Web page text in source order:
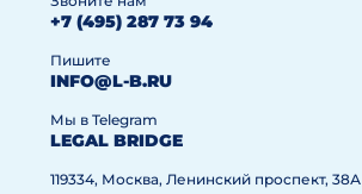
+7 (495) 287 73 94
Пишите
INFO@L-B.RU
Мы в Telegram
LEGAL BRIDGE
119334, Москва, Ленинский проспект, 38А